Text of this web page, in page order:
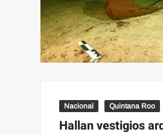
Nacional Quintana Roo
Hallan vestigios